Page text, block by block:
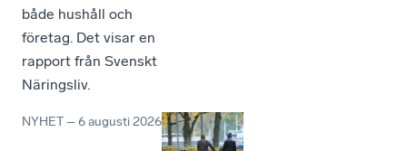
både hushåll och
företag. Det visar en
rapport från Svenskt
Näringsliv.
NYHET –6 augusti 2026